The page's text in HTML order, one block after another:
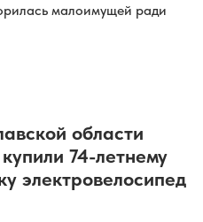
малоимущей ради
области
74-летнему
электровелосипед